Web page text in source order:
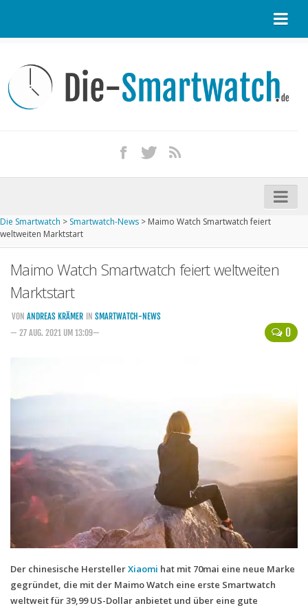
Kontakt / Tipp geben
Impressum
iPhone kaufen
Startseite
Kommende Smartwatches
Handytarife
Smartphonetarife
Prepaid-Tarife
Datentarife
Flatrate-Prepaidtarife
Mobilfunk-Vergleichsrechner
Mobilfunk-Tarifrechner
Flatrate-Datentarife
Die Smartwatch > Smartwatch-News > Maimo Watch Smartwatch feiert
weltweiten Marktstart
Maimo Watch Smartwatch feiert weltweiten
Marktstart
0
VON ANDREAS KRÄMER IN SMARTWATCH-NEWS
— 27 AUG. 2021 UM 13:09—
Der chinesische HerstellerXiaomi hat mit 70mai eine neue Marke
gegründet, die mit der Maimo Watch eine erste Smartwatch
weltweit für 39,99 US-Dollar anbietet und über eine gute